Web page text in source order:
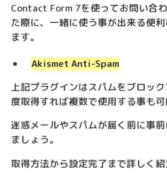
Contact Form 7を使ってお問い合
た際に、一緒に使う事が出来る便
ます。
Akismet Anti-Spam
上記プラグインはスパムをブロッ
度取得すれば複数で使用する事も可
迷惑メールやスパムが届く前に事
ましょう。
取得方法から設定完了まで詳しく紹